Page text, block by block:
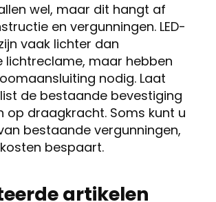
wel, maar dit hangt af
en vergunningen. LED-
vaak lichter dan
lichtreclame, maar hebben
nodig. Laat
de bestaande bevestiging
op draagkracht. Soms kunt u
bestaande vergunningen,
bespaart.
artikelen